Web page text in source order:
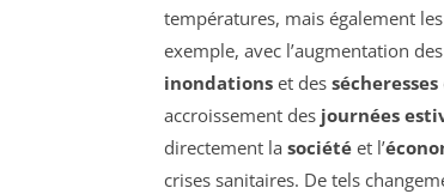
températures, mais également les
exemple, avec l’augmentation
inondations et des sécheresses
accroissement des journées
directement la société et l’
crises sanitaires. De tels